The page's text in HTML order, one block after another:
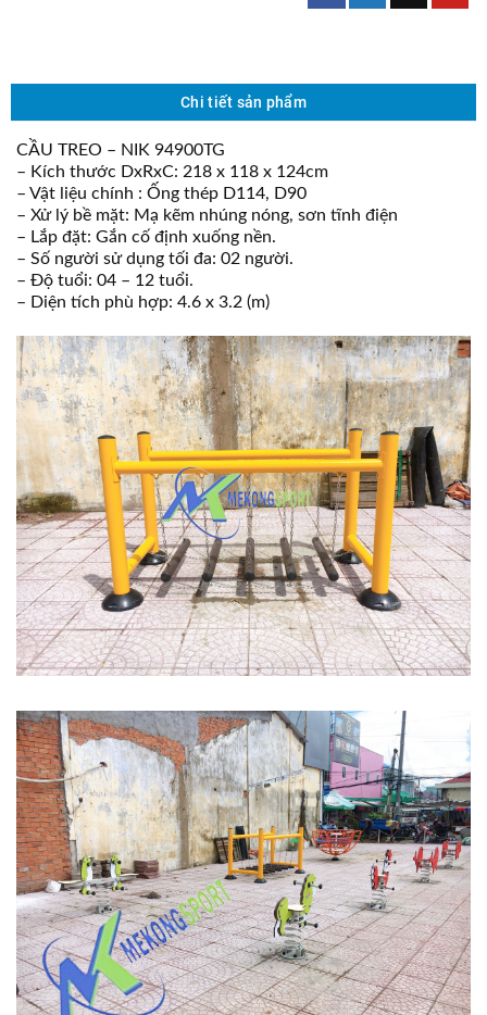
Chi tiết sản phẩm
CẦU TREO – NIK 94900TG
– Kích thước DxRxC: 218 x 118 x 124cm
– Vật liệu chính : Ống thép D114, D90
– Xử lý bề mặt: Mạ kẽm nhúng nóng, sơn tĩnh điện
– Lắp đặt: Gắn cố định xuống nền.
– Số người sử dụng tối đa: 02 người.
– Độ tuổi: 04 – 12 tuổi.
– Diện tích phù hợp: 4.6 x 3.2 (m)